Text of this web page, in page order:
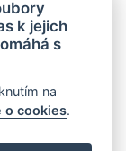
k jejich
s
na
o cookies.